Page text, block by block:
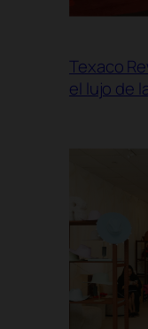
Texaco
el lujo de